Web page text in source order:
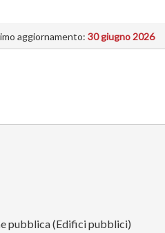
aggiornamento: 30 giugno 2026
pubblica (Edifici pubblici)